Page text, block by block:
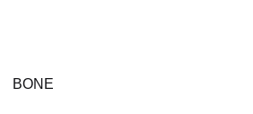
BONE